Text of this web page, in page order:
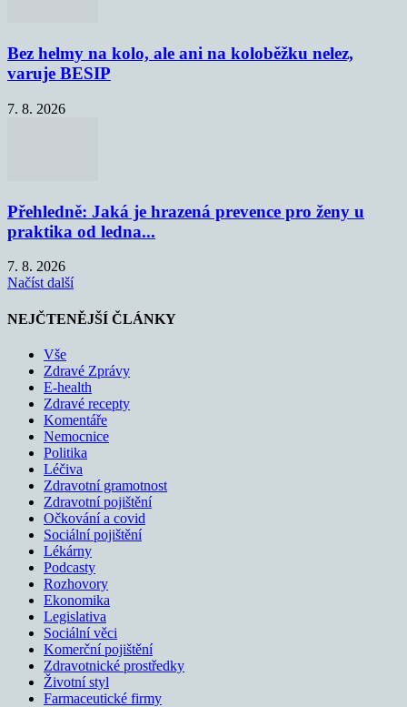
Bez helmy na kolo, ale ani na koloběžku nelez,
varuje BESIP
7. 8. 2026
Přehledně: Jaká je hrazená prevence pro ženy u
praktika od ledna...
7. 8. 2026
Načíst další
NEJČTENĚJŠÍ ČLÁNKY
Vše
Zdravé Zprávy
E-health
Zdravé recepty
Komentáře
Nemocnice
Politika
Léčiva
Zdravotní gramotnost
Zdravotní pojištění
Očkování a covid
Sociální pojištění
Lékárny
Podcasty
Rozhovory
Ekonomika
Legislativa
Sociální věci
Komerční pojištění
Zdravotnické prostředky
Životní styl
Farmaceutické firmy